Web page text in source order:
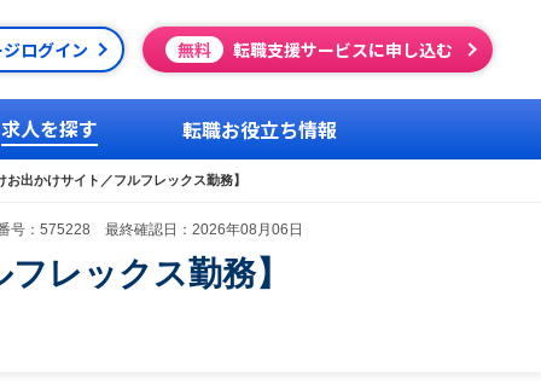
ログイン 無料 転職支援サービスに申し込む
求人を探す 転職お役立ち情報
出かけサイト／フルフレックス勤務】
号：575228 最終確認日：2026年08月06日
レックス勤務】